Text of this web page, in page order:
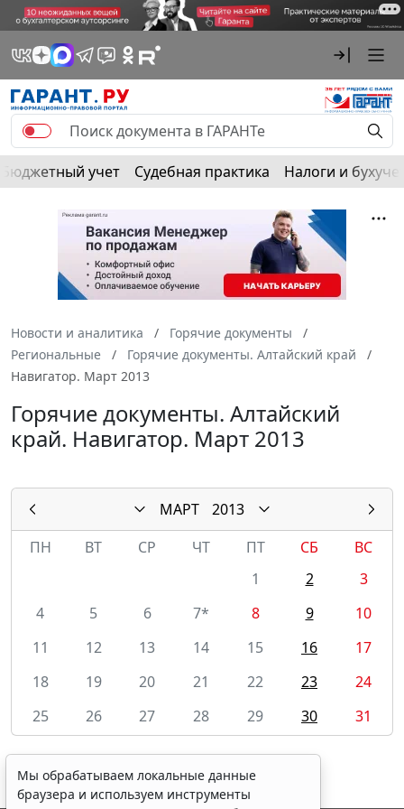
Бюджетный учет Судебная практика Налоги и
Новости и аналитика
Горячие документы
Региональные
Горячие документы. Алтайский край
Навигатор. Март 2013
Горячие документы. Алтайский
край. Навигатор. Март 2013
МАРТ
2013
ПН
ВТ СР ЧТ ПТ СБ
ВС
1
2
3
4
5 6 7* 8 9
10
11
12 13 14 15 16
17
18
19 20 21 22 23
24
25
26 27 28 29 30 31
Мы обрабатываем локальные данные
браузера и используем инструменты